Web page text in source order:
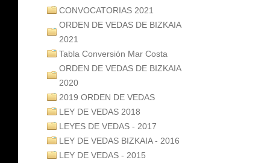
CONVOCATORIAS 2021
ORDEN DE VEDAS DE BIZKAIA
2021
Tabla Conversión Mar Costa
ORDEN DE VEDAS DE BIZKAIA
2020
2019 ORDEN DE VEDAS
LEY DE VEDAS 2018
LEYES DE VEDAS - 2017
LEY DE VEDAS BIZKAIA - 2016
LEY DE VEDAS - 2015